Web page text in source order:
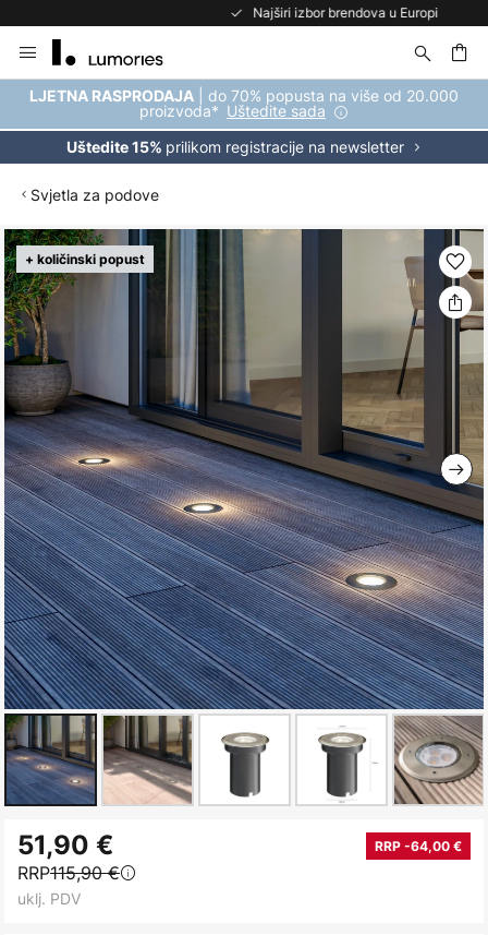
Najširi izbor brendova u Europi
to
Content
LJETNA RASPRODAJA | do 70% popusta na više od 20.000
proizvoda* Uštedite sada
Uštedite 15% prilikom registracije na newsletter
Svjetla za podove
+ količinski popust
Skip
to
the
end
of
the
images
gallery
to
the
beginning
51,90 € RRP -64,00 €
RRP115,90 €
uklj. PDV